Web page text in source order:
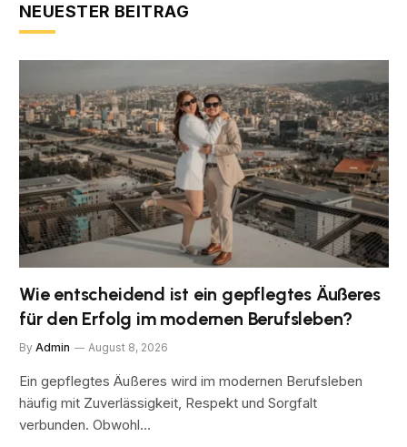
NEUESTER BEITRAG
Wie entscheidend ist ein gepflegtes Äußeres
für den Erfolg im modernen Berufsleben?
By Admin August 8, 2026
Ein gepflegtes Äußeres wird im modernen Berufsleben
häufig mit Zuverlässigkeit, Respekt und Sorgfalt
verbunden. Obwohl…